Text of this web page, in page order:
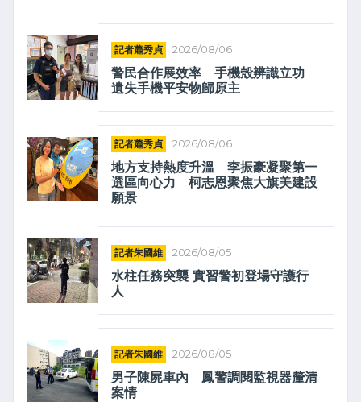
記者蕭秀貞 2026/08/06
警民合作展效率 手機殼辨識立功
遺失手機平安物歸原主
記者蕭秀貞 2026/08/06
地方支持熱度升溫 李振豪凝聚第一
選區向心力 柯志恩聚焦大旗美建設
願景
記者朱國維 2026/08/05
水柱任務突襲 實習警初登場守護行
人
記者朱國維 2026/08/05
男子陳屍車內 鳳警調閱監視器釐清
案情